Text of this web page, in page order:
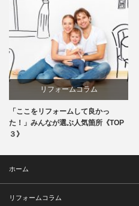
リフォームコラム
「ここをリフォームして良かっ
た！」みんなが選ぶ人気箇所《TOP
３》
ホーム
リフォームコラム